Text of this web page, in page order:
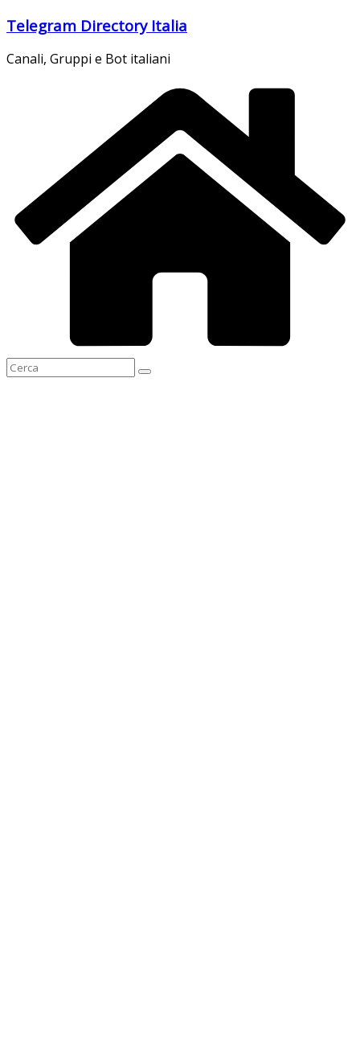
Salta
contenuto
Telegram Directory Italia
Canali, Gruppi e Bot italiani